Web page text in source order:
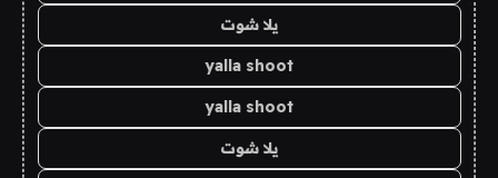
يلا شوت
yalla shoot
yalla shoot
يلا شوت